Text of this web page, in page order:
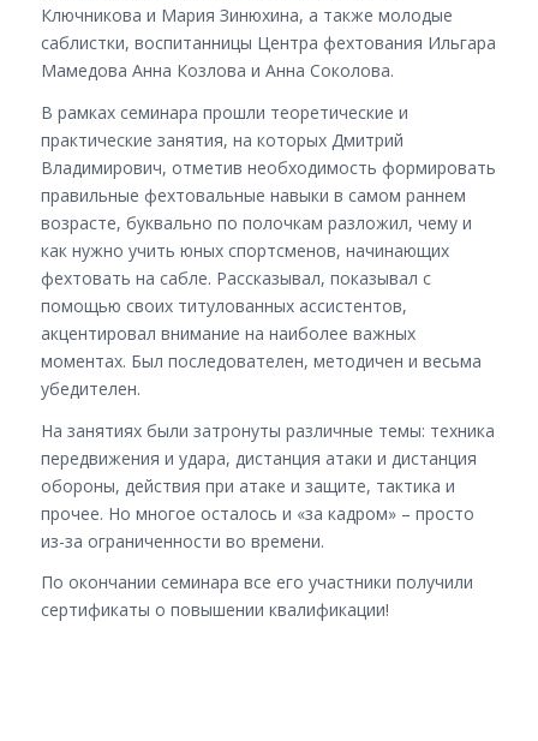
Ключникова и Мария Зинюхина, а также молодые
саблистки, воспитанницы Центра фехтования Ильгара
Мамедова Анна Козлова и Анна Соколова.
В рамках семинара прошли теоретические и
практические занятия, на которых Дмитрий
Владимирович, отметив необходимость формировать
правильные фехтовальные навыки в самом раннем
возрасте, буквально по полочкам разложил, чему и
как нужно учить юных спортсменов, начинающих
фехтовать на сабле. Рассказывал, показывал с
помощью своих титулованных ассистентов,
акцентировал внимание на наиболее важных
моментах. Был последователен, методичен и весьма
убедителен.
На занятиях были затронуты различные темы: техника
передвижения и удара, дистанция атаки и дистанция
обороны, действия при атаке и защите, тактика и
прочее. Но многое осталось и «за кадром» – просто
из-за ограниченности во времени.
По окончании семинара все его участники получили
сертификаты о повышении квалификации!